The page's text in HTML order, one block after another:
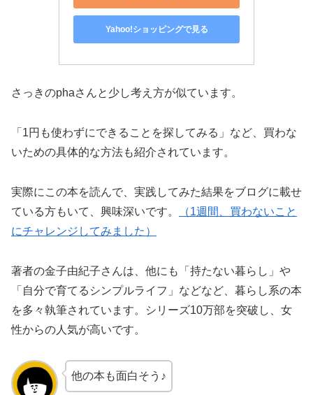
Yahoo!ショッピングで見る
さっきのphaさんと少し考え方が似ています。
「1円も使わずにできることを探してみる」など、買わな
いための具体的な方法も紹介されています。
実際にこの本を読んで、実践してみた結果をブログに載せ
ている方もいて、興味深いです。
（1週間、買わないこと
にチャレンジしてみました）
著者の金子由紀子さんは、他にも「持たない暮らし」や
「自分で育てるシンプルライフ」などなど、暮らし系の本
を多々執筆されています。シリーズ10万部を突破し、女
性からの人気が高いです。
他の本も面白そう♪